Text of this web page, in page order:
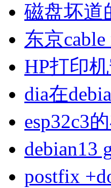
磁盘坏道
东京
HP打印
dia在
esp32c3
debian13
postfix